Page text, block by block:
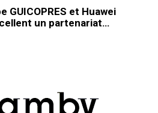
GUICOPRES et Huawei
un partenariat…